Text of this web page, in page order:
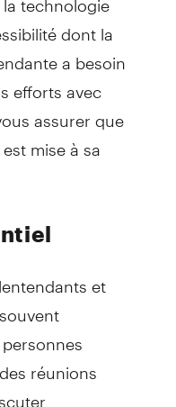
dont la
a besoin
efforts avec
assurer que
mise à sa
et
réunions